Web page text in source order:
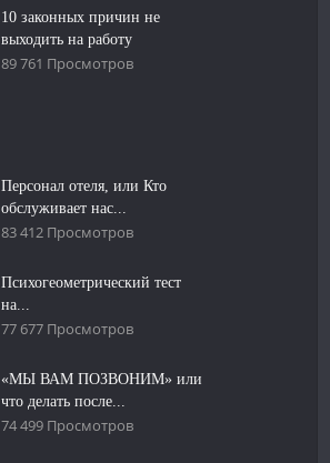
10 законных причин не
выходить на работу
89 761 Просмотров
Персонал отеля, или Кто
обслуживает нас...
83 412 Просмотров
Психогеометрический тест
на...
77 677 Просмотров
«МЫ ВАМ ПОЗВОНИМ» или
что делать после...
74 499 Просмотров